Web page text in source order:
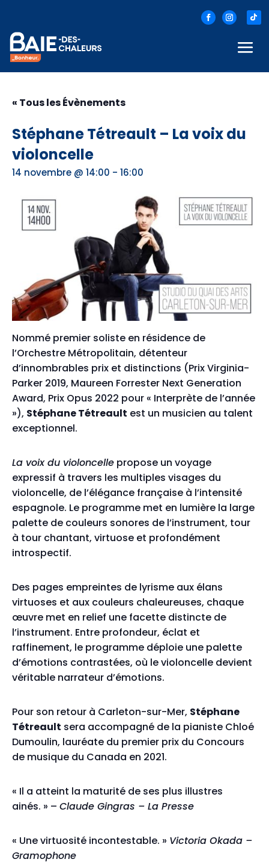
« Tous les Évènements
Stéphane Tétreault – La voix du
violoncelle
14 novembre @ 14:00 - 16:00
Nommé premier soliste en résidence de
l’Orchestre Métropolitain, détenteur
d’innombrables prix et distinctions (Prix Virginia-
Parker 2019, Maureen Forrester Next Generation
Award, Prix Opus 2022 pour « Interprète de l’année
»), Stéphane Tétreault est un musicien au talent
exceptionnel.
La voix du violoncelle propose un voyage
expressif à travers les multiples visages du
violoncelle, de l’élégance française à l’intensité
espagnole. Le programme met en lumière la large
palette de couleurs sonores de l’instrument, tour
à tour chantant, virtuose et profondément
introspectif.
Des pages empreintes de lyrisme aux élans
virtuoses et aux couleurs chaleureuses, chaque
œuvre met en relief une facette distincte de
l’instrument. Entre profondeur, éclat et
raffinement, le programme déploie une palette
d’émotions contrastées, où le violoncelle devient
véritable narrateur d’émotions.
Pour son retour à Carleton-sur-Mer, Stéphane
Tétreault sera accompagné de la pianiste Chloé
Dumoulin, lauréate du premier prix du Concours
de musique du Canada en 2021.
« Il a atteint la maturité de ses plus illustres
ainés. » – Claude Gingras – La Presse
« Une virtuosité incontestable. » Victoria Okada –
Gramophone